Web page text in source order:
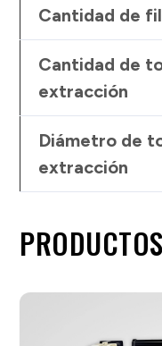
Cantidad de
Cantidad de
extracción
Diámetro de
extracción